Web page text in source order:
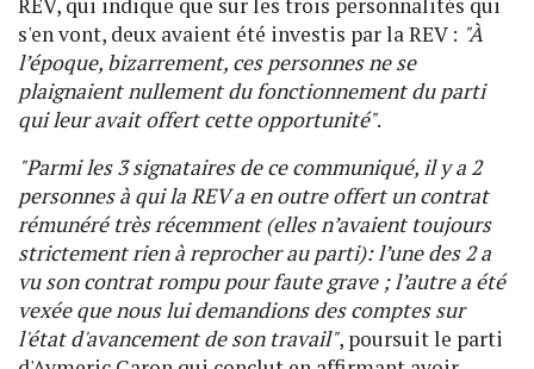
REV, qui indique que sur les trois personnalités qui
s'en vont, deux avaient été investis par la REV : "À
l’époque, bizarrement, ces personnes ne se
plaignaient nullement du fonctionnement du parti
qui leur avait offert cette opportunité".
"Parmi les 3 signataires de ce communiqué, il y a 2
personnes à qui la REV a en outre offert un contrat
rémunéré très récemment (elles n’avaient toujours
strictement rien à reprocher au parti): l’une des 2 a
vu son contrat rompu pour faute grave ; l’autre a été
vexée que nous lui demandions des comptes sur
l'état d'avancement de son travail", poursuit le parti